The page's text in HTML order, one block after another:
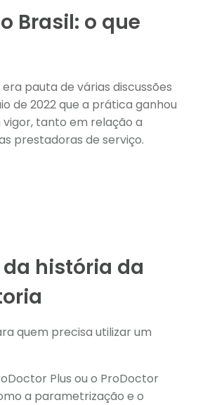
Brasil: o que
pauta de várias discussões
de 2022 que a prática ganhou
tanto em relação a
prestadoras de serviço.
da história da
quem precisa utilizar um
Plus ou o ProDoctor
a parametrização e o